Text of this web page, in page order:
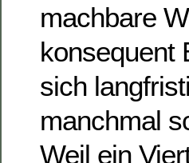
machbare
konsequent
sich
manchmal
Weil ein